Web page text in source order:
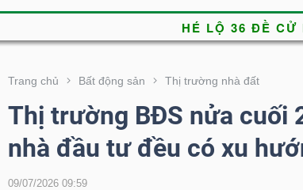
Trang chủ Bất động sản Thị trường nhà đất
Thị trường BĐS nửa cuối
nhà đầu tư đều có xu
09/07/2026 09:59